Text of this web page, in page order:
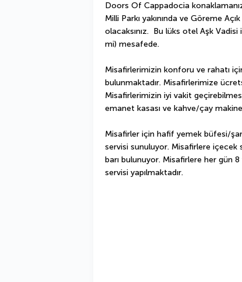
Doors Of Cappadocia
Milli Parkı yakınında ve Göreme
olacaksınız.  Bu lüks otel Aşk
mi) mesafede.
Misafirlerimizin konforu ve rahatı
bulunmaktadır. Misafirlerimize
Misafirlerimizin iyi vakit
emanet kasası ve kahve/çay
Misafirler için hafif yemek büfesi/
servisi sunuluyor. Misafirlere
barı bulunuyor. Misafirlere her gün
servisi yapılmaktadır.